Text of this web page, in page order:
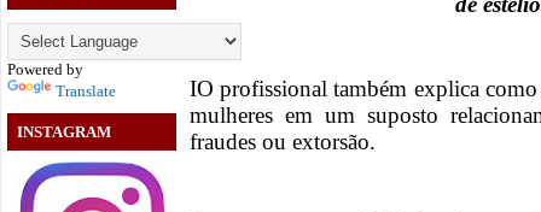
Powered by
Translate
INSTAGRAM
IO profissional também explica
mulheres em um suposto
fraudes ou extorsão.